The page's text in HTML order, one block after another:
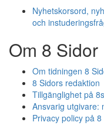
Nyhetskorsord,
och
Om 8 Sidor
Om tidningen 8
8 Sidors redaktion
Tillgänglighet på
Ansvarig utgivare:
Privacy policy på